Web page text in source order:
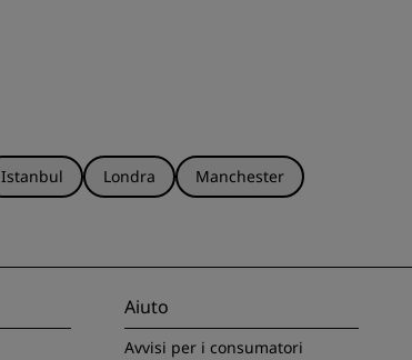
Istanbul Londra
Manchester
Aiuto
Avvisi per i consumatori